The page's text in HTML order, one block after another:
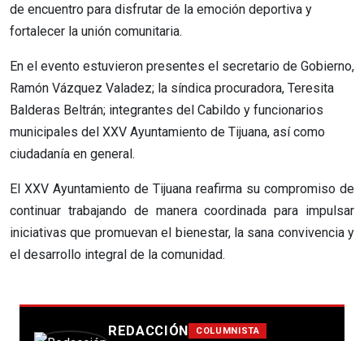
de encuentro para disfrutar de la emoción deportiva y
fortalecer la unión comunitaria.
En el evento estuvieron presentes el secretario de Gobierno,
Ramón Vázquez Valadez; la síndica procuradora, Teresita
Balderas Beltrán; integrantes del Cabildo y funcionarios
municipales del XXV Ayuntamiento de Tijuana, así como
ciudadanía en general.
El XXV Ayuntamiento de Tijuana reafirma su compromiso de
continuar trabajando de manera coordinada para impulsar
iniciativas que promuevan el bienestar, la sana convivencia y
el desarrollo integral de la comunidad.
REDACCIÓN COLUMNISTA